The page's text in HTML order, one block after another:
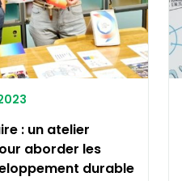
: un atelier
aborder les
durable